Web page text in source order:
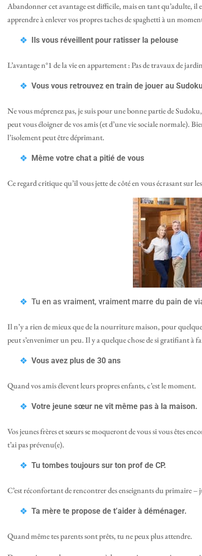
Abandonner cet avantage est difficile, mais en tant qu’adulte, il
apprendre à enlever vos propres taches de spaghetti à un
Ils vous réveillent pour ratisser la pelouse
L’avantage n°1 de la vie en appartement : Pas de travaux de
Vous vous retrouvez en train de jouer au
Ne vous méprenez pas, je suis pour une bonne partie de
peut vous éloigner de vos amis (et d’une vie sociale normale).
l’isolement peut être déprimant.
Même votre chat a pitié de vous
Ce regard critique qu’il vous jette de côté en vous écrasant sur
Tu en as vraiment, vraiment marre du pain de
Il n’y a rien de mieux que de la nourriture maison, pour
peut s’envenimer un peu. Il y a quelque chose de si gratifiant à
Vous avez plus de 30 ans
Quand vos amis élevent leurs propres enfants, c’est le moment.
Votre jeune sœur ne vit même pas à la maison.
Vos jeunes frères et sœurs se moqueront de vous si vous êtes
t’ai pas prévenu(e).
Tu tombes toujours sur ton prof de CP.
C’est réconfortant de rencontrer des enseignants du primaire –
Ta mère te propose de t’aider à déménager.
Quand même tes parents sont prêts, tu ne peux plus attendre.